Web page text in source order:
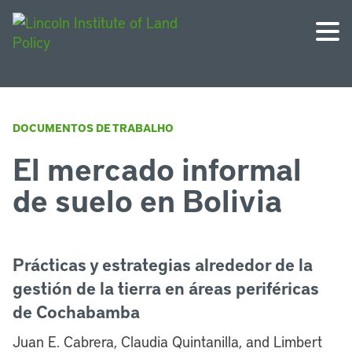
DOCUMENTOS DE TRABALHO
El mercado informal
de suelo en Bolivia
Prácticas y estrategias alrededor de la
gestión de la tierra en áreas periféricas
de Cochabamba
Juan E. Cabrera, Claudia Quintanilla, and Limbert